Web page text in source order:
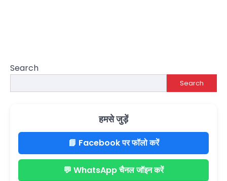
Search
Search
हमसे जुड़ें
📘 Facebook पर फॉलो करें
💬 WhatsApp चैनल जॉइन करें